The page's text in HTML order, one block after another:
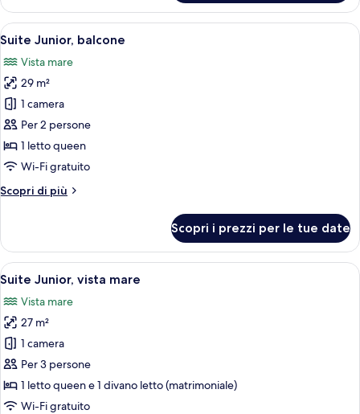
Junior,
balcone
Apri
tutte
le
foto
per
Suite
Junior,
balcone
Una stanza con una vasca, una
15
Suite Junior, balcone
Vista mare
29 m²
1 camera
Per 2 persone
1 letto queen
Wi-Fi gratuito
Scopri di più
Altri
Junior,
balcone
Scopri i prezzi per le tue date
Apri
tutte
le
foto
per
Suite
Junior,
vista
Un edificio moderno con piscina,
10
Suite Junior, vista mare
Vista mare
27 m²
1 camera
Per 3 persone
1 letto queen e 1 divano letto (matrimoniale)
Wi-Fi gratuito